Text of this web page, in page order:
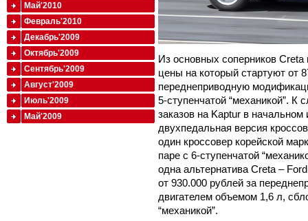
Из основных соперников
цены на который стартуют от
переднеприводную
5-ступенчатой “механикой”. К
заказов на Kaptur в
двухпедальная версия
один кроссовер корейской
паре с 6-ступенчатой
одна альтернатива Creta –
от 930.000 рублей за
двигателем объемом 1,6 л,
“механикой”.
Май'2010
Февраль'2010
Декабрь'2009
Октябрь'2009
Сентябрь'2009
Август'2009
Июль'2009
Май'2009